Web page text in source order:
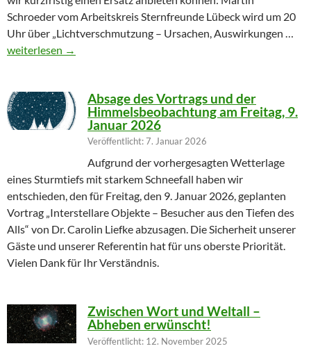
Schroeder vom Arbeitskreis Sternfreunde Lübeck wird um 20
Uhr über „Lichtverschmutzung – Ursachen, Auswirkungen …
Geändertes Vortragsthema 06.03.2026
weiterlesen →
Absage des Vortrags und der
Himmelsbeobachtung am Freitag, 9.
Januar 2026
Veröffentlicht: 7. Januar 2026
Aufgrund der vorhergesagten Wetterlage
eines Sturmtiefs mit starkem Schneefall haben wir
entschieden, den für Freitag, den 9. Januar 2026, geplanten
Vortrag „Interstellare Objekte – Besucher aus den Tiefen des
Alls“ von Dr. Carolin Liefke abzusagen. Die Sicherheit unserer
Gäste und unserer Referentin hat für uns oberste Priorität.
Vielen Dank für Ihr Verständnis.
Zwischen Wort und Weltall –
Abheben erwünscht!
Veröffentlicht: 12. November 2025